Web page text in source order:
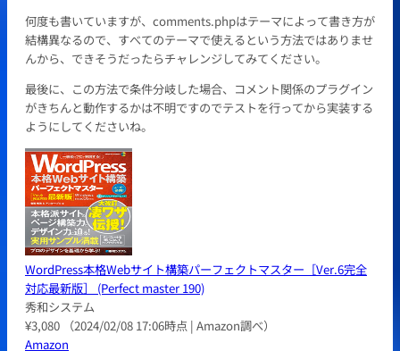
何度も書いていますが、comments.phpはテーマによって書き方が
結構異なるので、すべてのテーマで使えるという方法ではありませ
んから、できそうだったらチャレンジしてみてください。
最後に、この方法で条件分岐した場合、コメント関係のプラグイン
がきちんと動作するかは不明ですのでテストを行ってから実装する
ようにしてくださいね。
WordPress本格Webサイト構築パーフェクトマスター［Ver.6完全
対応最新版］ (Perfect master 190)
秀和システム
¥3,080
（2024/02/08 17:06時点 | Amazon調べ）
Amazon